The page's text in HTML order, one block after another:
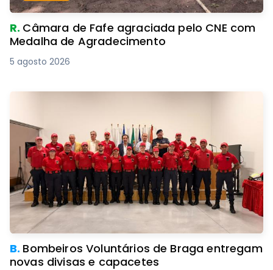
R. Câmara de Fafe agraciada pelo CNE com
Medalha de Agradecimento
5 agosto 2026
B. Bombeiros Voluntários de Braga entregam
novas divisas e capacetes